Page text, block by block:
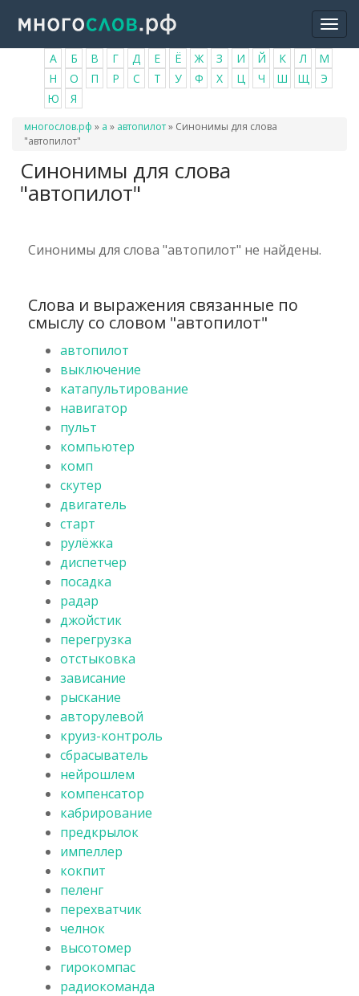
основному
содержанию
А Б В Г Д Е Ё Ж З И Й К Л
М
Н
О П Р С Т У Ф Х Ц Ч Ш Щ
Э
Ю
Я
Вы
здесь
многослов.рф » а » автопилот» Синонимы для слова
"автопилот"
Синонимы для слова
"автопилот"
Синонимы для слова "автопилот" не найдены.
Слова и выражения связанные по
смыслу со словом "автопилот"
автопилот
выключение
катапультирование
навигатор
пульт
компьютер
комп
скутер
двигатель
старт
рулёжка
диспетчер
посадка
радар
джойстик
перегрузка
отстыковка
зависание
рыскание
авторулевой
круиз-контроль
сбрасыватель
нейрошлем
компенсатор
кабрирование
предкрылок
импеллер
кокпит
пеленг
перехватчик
челнок
высотомер
гирокомпас
радиокоманда